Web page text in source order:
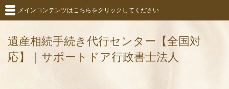
遺産相続手続き代行センター【全国対
応】｜サポートドア行政書士法人
メインコンテンツはこちらをクリックしてください